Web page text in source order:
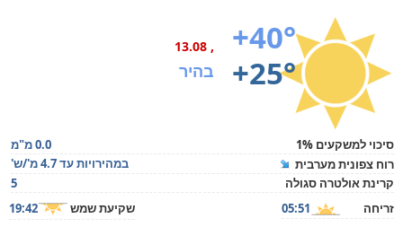
+40°
+25°
, 13.08
בהיר
סיכוי למשקעים 1%
0.0 מ"מ
רוח צפונית מערבית
במהירויות עד 4.7 מ'/ש'
קרינת אולטרה סגולה
5
זריחה
05:51 שקיעת שמש 19:42